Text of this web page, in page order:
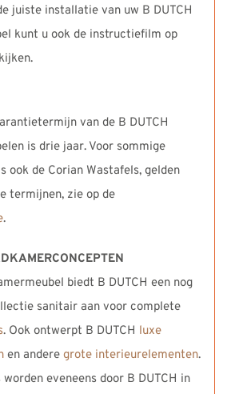
juiste installatie van uw B DUTCH
kunt u ook de instructiefilm op
van de B DUTCH
is drie jaar. Voor sommige
ook de Corian Wastafels, gelden
termijnen, zie op de
.
biedt B DUTCH een nog
sanitair aan voor complete
. Ook ontwerpt B DUTCH luxe
en andere grote interieurelementen.
eveneens door B DUTCH in